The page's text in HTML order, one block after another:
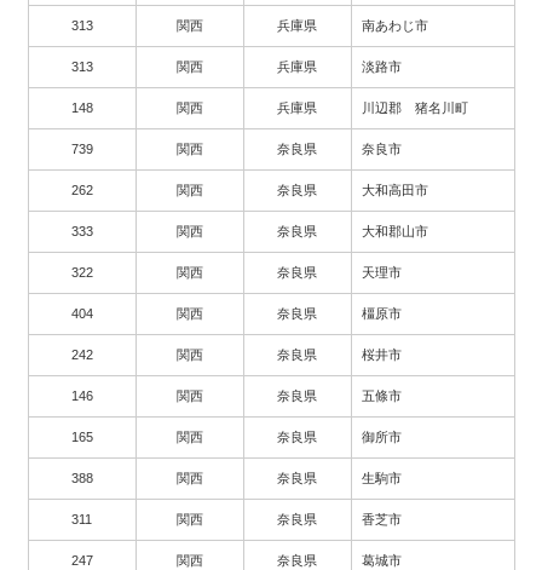
313 関西 兵庫県 南あわじ市
313 関西 兵庫県 淡路市
148 関西 兵庫県 川辺郡 猪名川町
739 関西 奈良県 奈良市
262 関西 奈良県 大和高田市
333 関西 奈良県 大和郡山市
322 関西 奈良県 天理市
404 関西 奈良県 橿原市
242 関西 奈良県 桜井市
146 関西 奈良県 五條市
165 関西 奈良県 御所市
388 関西 奈良県 生駒市
311 関西 奈良県 香芝市
247 関西 奈良県 葛城市